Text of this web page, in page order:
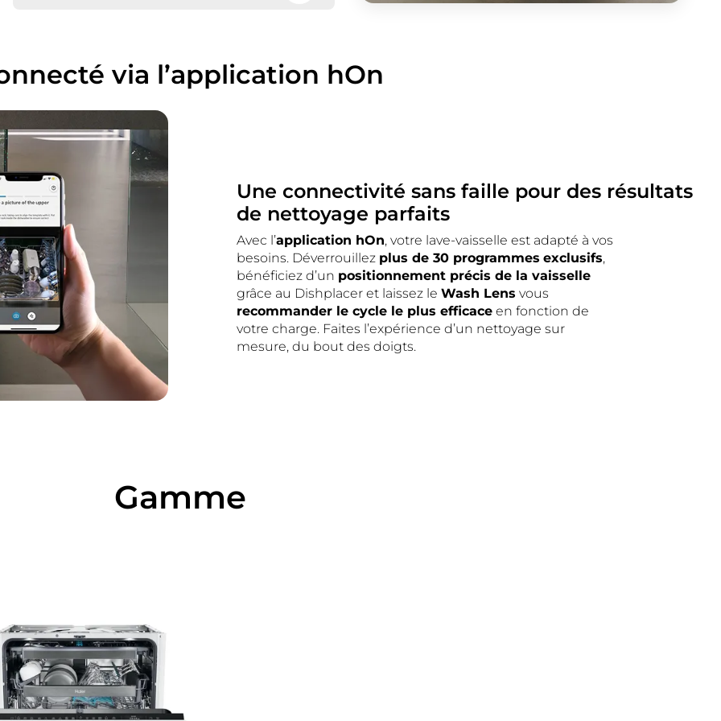
via l’application hOn
Une connectivité sans faille pour des résultats
de nettoyage parfaits
Avec l’application hOn, votre lave-vaisselle est adapté à vos
besoins. Déverrouillez plus de 30 programmes exclusifs,
bénéficiez d’un positionnement précis de la vaisselle
grâce au Dishplacer et laissez le Wash Lens vous
recommander le cycle le plus efficace en fonction de
votre charge. Faites l’expérience d’un nettoyage sur
mesure, du bout des doigts.
Gamme